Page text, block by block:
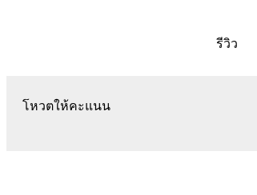
รีวิว
โหวตให้คะแนน